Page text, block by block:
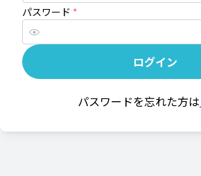
パスワード *
ログイン
パスワードを忘れた方は